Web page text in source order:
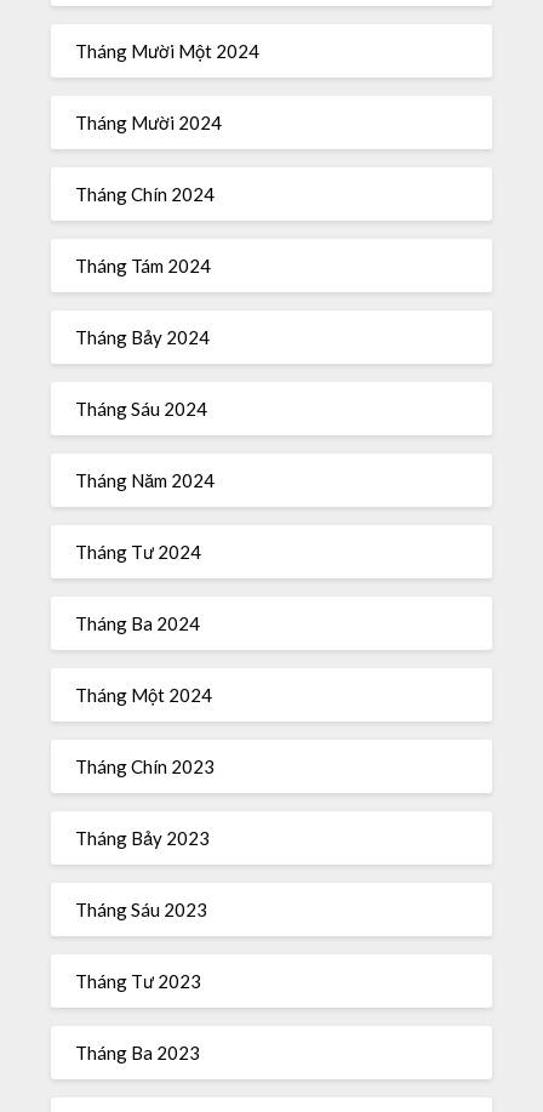
Tháng Mười Một 2024
Tháng Mười 2024
Tháng Chín 2024
Tháng Tám 2024
Tháng Bảy 2024
Tháng Sáu 2024
Tháng Năm 2024
Tháng Tư 2024
Tháng Ba 2024
Tháng Một 2024
Tháng Chín 2023
Tháng Bảy 2023
Tháng Sáu 2023
Tháng Tư 2023
Tháng Ba 2023